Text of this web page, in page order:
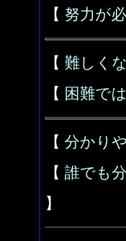
【 努力が
【 難しく
【 困難で
【 分かり
【 誰でも
】